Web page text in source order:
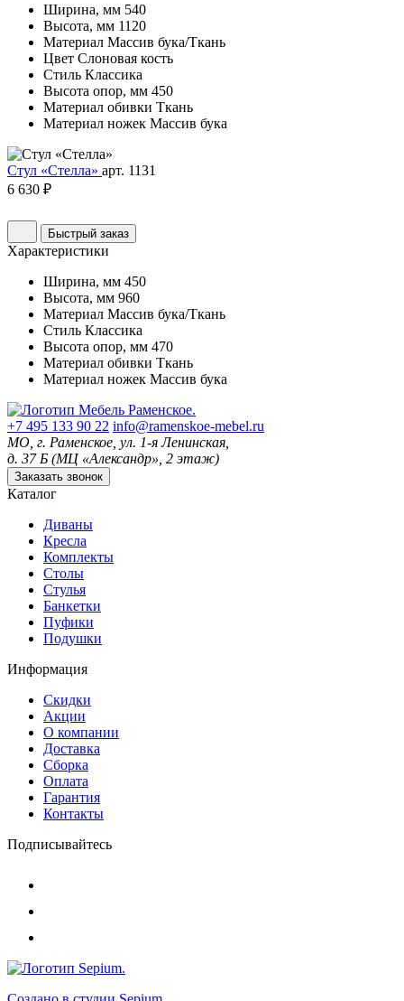
Ширина, мм 540
Высота, мм 1120
Материал Массив бука/Ткань
Цвет Слоновая кость
Стиль Классика
Высота опор, мм 450
Материал обивки Ткань
Материал ножек Массив бука
Стул «Стелла» арт. 1131
6 630 ₽
Быстрый заказ
Характеристики
Ширина, мм 450
Высота, мм 960
Материал Массив бука/Ткань
Стиль Классика
Высота опор, мм 470
Материал обивки Ткань
Материал ножек Массив бука
+7 495 133 90 22 info@ramenskoe-mebel.ru
МО, г. Раменское, ул. 1-я Ленинская,
д. 37 Б (МЦ «Александр», 2 этаж)
Заказать звонок
Каталог
Диваны
Кресла
Комплекты
Столы
Стулья
Банкетки
Пуфики
Подушки
Информация
Скидки
Акции
О компании
Доставка
Сборка
Оплата
Гарантия
Контакты
Подписывайтесь